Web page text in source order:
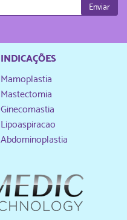
Enviar
INDICAÇÕES
Mamoplastia
Mastectomia
Ginecomastia
Lipoaspiracao
Abdominoplastia